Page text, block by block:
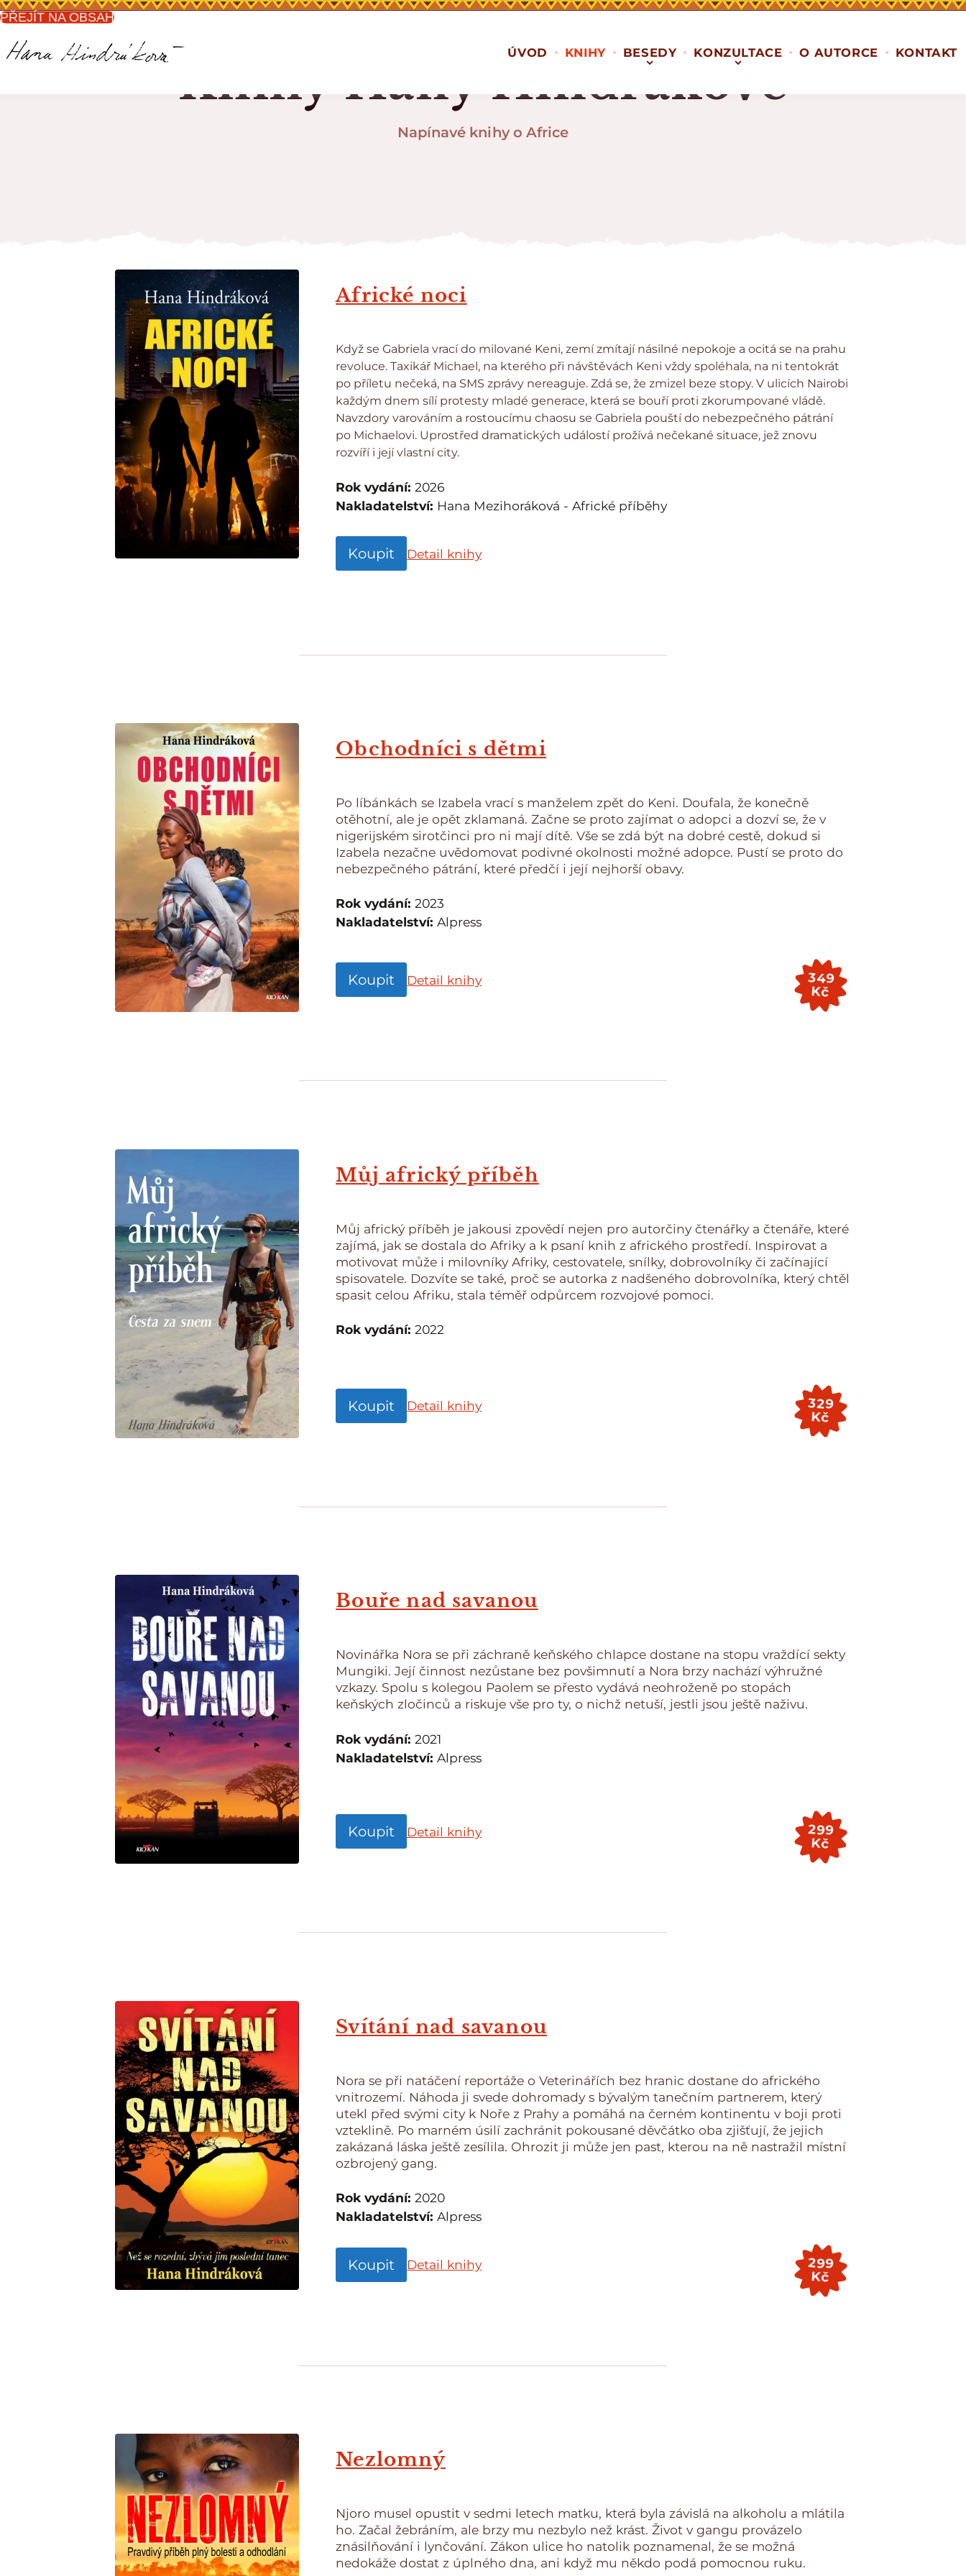
PŘEJÍT NA OBSAH
ÚVOD KNIHY BESEDY KONZULTACE O AUTORCE KONTAKT
Knihy Hany Hindrákové
Napínavé knihy o Africe
Africké noci
Když se Gabriela vrací do milované Keni, zemí zmítají násilné nepokoje a ocitá se na prahu
revoluce. Taxikář Michael, na kterého při návštěvách Keni vždy spoléhala, na ni tentokrát
po příletu nečeká, na SMS zprávy nereaguje. Zdá se, že zmizel beze stopy. V ulicích Nairobi
každým dnem sílí protesty mladé generace, která se bouří proti zkorumpované vládě.
Navzdory varováním a rostoucímu chaosu se Gabriela pouští do nebezpečného pátrání
po Michaelovi. Uprostřed dramatických událostí prožívá nečekané situace, jež znovu
rozvíří i její vlastní city.
Rok vydání: 2026
Nakladatelství: Hana Mezihoráková - Africké příběhy
Koupit Detail knihy
Obchodníci s dětmi
Po líbánkách se Izabela vrací s manželem zpět do Keni. Doufala, že konečně
otěhotní, ale je opět zklamaná. Začne se proto zajímat o adopci a dozví se, že v
nigerijském sirotčinci pro ni mají dítě. Vše se zdá být na dobré cestě, dokud si
Izabela nezačne uvědomovat podivné okolnosti možné adopce. Pustí se proto do
nebezpečného pátrání, které předčí i její nejhorší obavy.
Rok vydání: 2023
Nakladatelství: Alpress
349
Kč
Koupit Detail knihy
Můj africký příběh
Můj africký příběh je jakousi zpovědí nejen pro autorčiny čtenářky a čtenáře, které
zajímá, jak se dostala do Afriky a k psaní knih z afrického prostředí. Inspirovat a
motivovat může i milovníky Afriky, cestovatele, snílky, dobrovolníky či začínající
spisovatele. Dozvíte se také, proč se autorka z nadšeného dobrovolníka, který chtěl
spasit celou Afriku, stala téměř odpůrcem rozvojové pomoci.
Rok vydání: 2022
329
Kč
Koupit Detail knihy
Bouře nad savanou
Novinářka Nora se při záchraně keňského chlapce dostane na stopu vraždící sekty
Mungiki. Její činnost nezůstane bez povšimnutí a Nora brzy nachází výhružné
vzkazy. Spolu s kolegou Paolem se přesto vydává neohroženě po stopách
keňských zločinců a riskuje vše pro ty, o nichž netuší, jestli jsou ještě naživu.
Rok vydání: 2021
Nakladatelství: Alpress
299
Kč
Koupit Detail knihy
Svítání nad savanou
Nora se při natáčení reportáže o Veterinářích bez hranic dostane do afrického
vnitrozemí. Náhoda ji svede dohromady s bývalým tanečním partnerem, který
utekl před svými city k Noře z Prahy a pomáhá na černém kontinentu v boji proti
vzteklině. Po marném úsilí zachránit pokousané děvčátko oba zjišťují, že jejich
zakázaná láska ještě zesílila. Ohrozit ji může jen past, kterou na ně nastražil místní
ozbrojený gang.
Rok vydání: 2020
Nakladatelství: Alpress
299
Kč
Koupit Detail knihy
Nezlomný
Njoro musel opustit v sedmi letech matku, která byla závislá na alkoholu a mlátila
ho. Začal žebráním, ale brzy mu nezbylo než krást. Život v gangu provázelo
znásilňování i lynčování. Zákon ulice ho natolik poznamenal, že se možná
nedokáže dostat z úplného dna, ani když mu někdo podá pomocnou ruku.